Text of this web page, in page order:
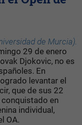
de Murcia).
29 de enero
Djokovic, no es
En
levantar el
que de sus 22
en
individual,
OA.